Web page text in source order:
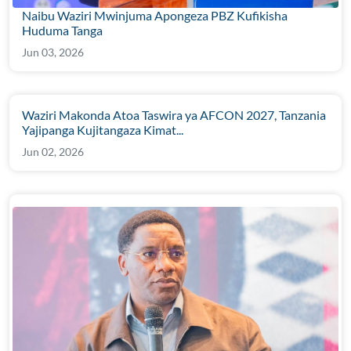
Naibu Waziri Mwinjuma Apongeza PBZ Kufikisha
Huduma Tanga
Jun 03, 2026
Waziri Makonda Atoa Taswira ya AFCON 2027, Tanzania
Yajipanga Kujitangaza Kimat...
Jun 02, 2026